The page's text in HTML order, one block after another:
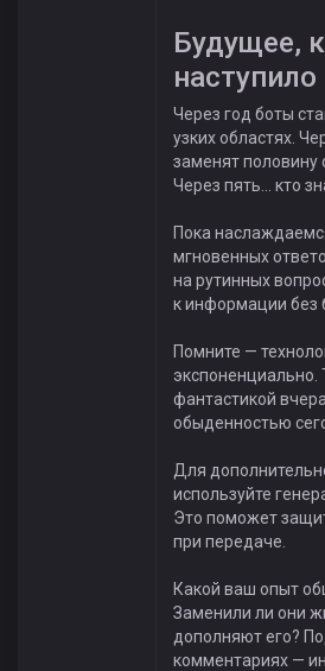
Будущее,
наступило
Через год боты
узких областях.
заменят
Через пять... кто
Пока
мгновенных
на рутинных
к информации без
Помните —
экспоненциально.
фантастикой
обыденностью
Для
используйте
Это поможет
при передаче.
Какой ваш опыт
Заменили ли они
дополняют его?
комментариях —